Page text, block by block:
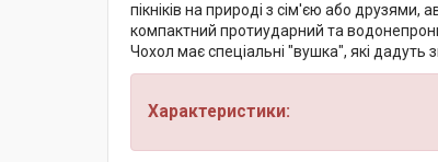
пікніків на природі з сім'єю або друзями,
компактний протиударний та
Чохол має спеціальні "вушка", які
Характеристики: